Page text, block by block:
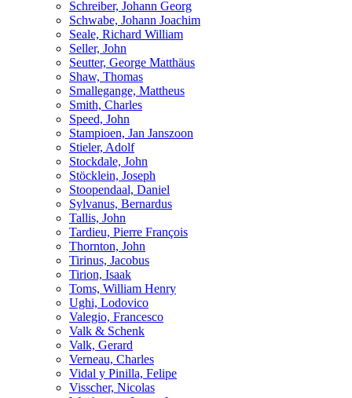
Schreiber, Johann Georg
Schwabe, Johann Joachim
Seale, Richard William
Seller, John
Seutter, George Matthäus
Shaw, Thomas
Smallegange, Mattheus
Smith, Charles
Speed, John
Stampioen, Jan Janszoon
Stieler, Adolf
Stockdale, John
Stöcklein, Joseph
Stoopendaal, Daniel
Sylvanus, Bernardus
Tallis, John
Tardieu, Pierre François
Thornton, John
Tirinus, Jacobus
Tirion, Isaak
Toms, William Henry
Ughi, Lodovico
Valegio, Francesco
Valk & Schenk
Valk, Gerard
Verneau, Charles
Vidal y Pinilla, Felipe
Visscher, Nicolas